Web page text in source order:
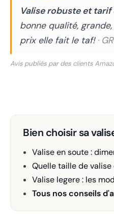
Valise robuste et
bonne qualité,
prix elle fait le taf! ·
Avis publiés par des clients
Bien choisir sa
Valise en soute :
Quelle taille de
Valise legere : les
Tous nos conseils